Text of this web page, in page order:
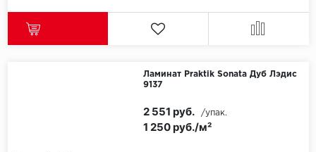
Ламинат Praktik Sonata Дуб Лэдис
9137
1 250 руб./м²
2 551 руб. /упак.